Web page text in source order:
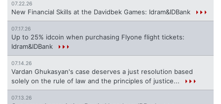
07.22.26
New Financial Skills at the Davidbek Games: Idram&IDBank
07.17.26
Up to 25% idcoin when purchasing Flyone flight tickets:
Idram&IDBank
07.14.26
Vardan Ghukasyan's case deserves a just resolution based
solely on the rule of law and the principles of justice...
07.13.26